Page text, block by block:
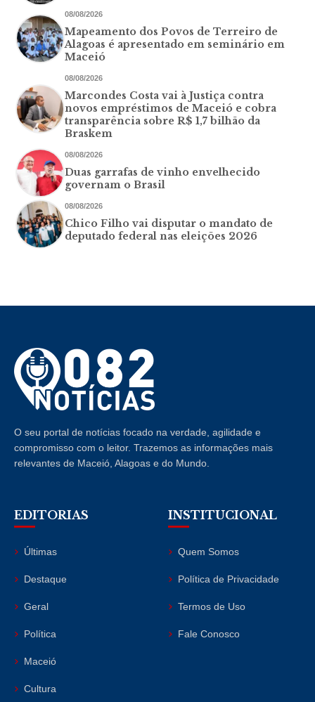
08/08/2026
Mapeamento dos Povos de Terreiro de
Alagoas é apresentado em seminário em
Maceió
08/08/2026
Marcondes Costa vai à Justiça contra
novos empréstimos de Maceió e cobra
transparência sobre R$ 1,7 bilhão da
Braskem
08/08/2026
Duas garrafas de vinho envelhecido
governam o Brasil
08/08/2026
Chico Filho vai disputar o mandato de
deputado federal nas eleições 2026
O seu portal de notícias focado na verdade, agilidade e
compromisso com o leitor. Trazemos as informações mais
relevantes de Maceió, Alagoas e do Mundo.
EDITORIAS
Últimas
Destaque
Geral
Política
Maceió
Cultura
INSTITUCIONAL
Quem Somos
Política de Privacidade
Termos de Uso
Fale Conosco